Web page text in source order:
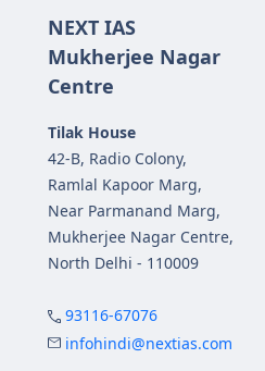
NEXT IAS
Mukherjee Nagar
Centre
Tilak House
42-B, Radio Colony,
Ramlal Kapoor Marg,
Near Parmanand Marg,
Mukherjee Nagar Centre,
North Delhi - 110009
93116-67076
infohindi@nextias.com